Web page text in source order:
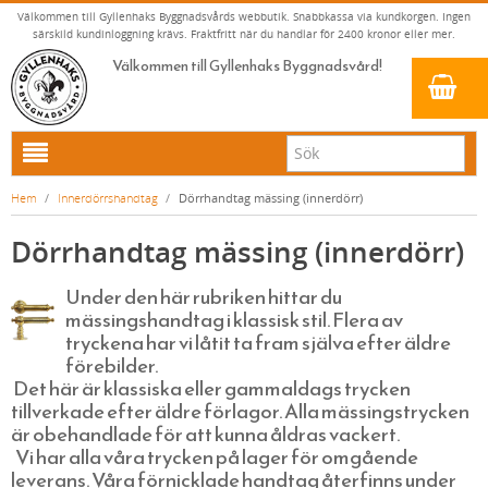
Välkommen till Gyllenhaks Byggnadsvårds webbutik. Snabbkassa via kundkorgen. Ingen
särskild kundinloggning krävs. Fraktfritt när du handlar för 2400 kronor eller mer.
Välkommen till Gyllenhaks Byggnadsvård!
HEM
LINOLJEFÄRG & SLAMFÄRG MED MERA
LINOLJEFÄRGER
VITA KULÖRER
GRÅ KULÖRER
GULA KULÖRER
RÖDA KULÖRER
GRÖNA KULÖRER
MATTA LINOLJEFÄRGER
FALU RÖDFÄRG (SLAMFÄRGER)
KONSTNÄRSFÄRGER
VITT
GULT/ORANGE
LACK, LASYRER, FERNISSOR & OLJOR
LINOLJESÅPA OCH MÅLARTVÄTT
KLASSISKA KLÄDER
RESISTANT WORK WEAR
STORVÄSTAR
VÄSTAR
BYXOR
JACKOR, ANORAKER OCH BUSSARONGER
BADRUM & KÖK (KRANAR & PORSLIN)
KÖKSBLANDARE
TVÄTTSTÄLLSBLANDARE
BADKARSBLANDARE
DUSCHAR OCH DUSCHBLANDARE
INNERDÖRRSHANDTAG
DÖRRHANDTAG MÄSSING (INNERDÖRR)
DÖRRHANDTAG NICKEL (INNERDÖRR)
DÖRRHANDTAG LÅNGSKYLT MÄSSING
Hem / Innerdörrshandtag / Dörrhandtag mässing (innerdörr)
Dörrhandtag mässing (innerdörr)
Under den här rubriken hittar du
mässingshandtag i klassisk stil. Flera av
tryckena har vi låtit ta fram själva efter äldre
förebilder.
Det här är klassiska eller gammaldags trycken
tillverkade efter äldre förlagor. Alla mässingstrycken
är obehandlade för att kunna åldras vackert.
Vi har alla våra trycken på lager för omgående
leverans. Våra förnicklade handtag återfinns under